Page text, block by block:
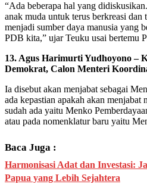
“Ada beberapa hal yang
anak muda untuk terus berkreasi dan
menjadi sumber daya manusia yang
PDB kita,” ujar Teuku usai bertemu
13. Agus Harimurti Yudhoyono –
Demokrat, Calon Menteri
Ia disebut akan menjabat sebagai
ada kepastian apakah akan
sudah ada yaitu Menko
atau pada nomenklatur baru yaitu
Baca Juga :
Harmonisasi Adat dan Investasi:
Papua yang Lebih Sejahtera